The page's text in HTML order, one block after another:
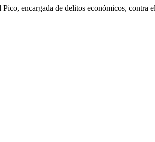
encargada de delitos económicos, contra